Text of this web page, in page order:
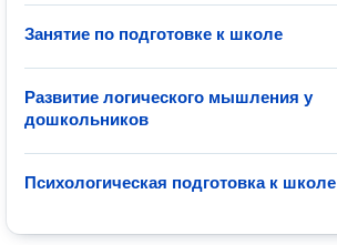
Занятие по подготовке к школе
Развитие логического мышления у
дошкольников
Психологическая подготовка к школе